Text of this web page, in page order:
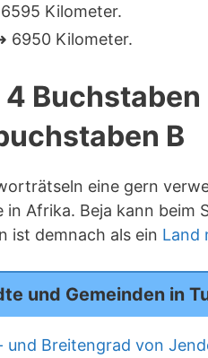
Kilometer.
6950 Kilometer.
B
eine gern
in Afrika. Beja kann beim
ist demnach als ein Land
und Gemeinden in
und Breitengrad von